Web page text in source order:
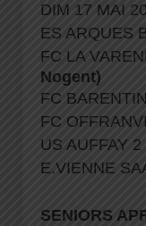
DIM 17 MAI
ES ARQUES
FC LA
Nogent)
FC
FC
US AUFFAY 2
E.VIENNE
SENIORS